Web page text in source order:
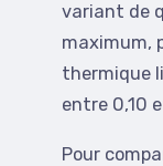
variant de
maximum,
thermique
entre 0,10
Pour